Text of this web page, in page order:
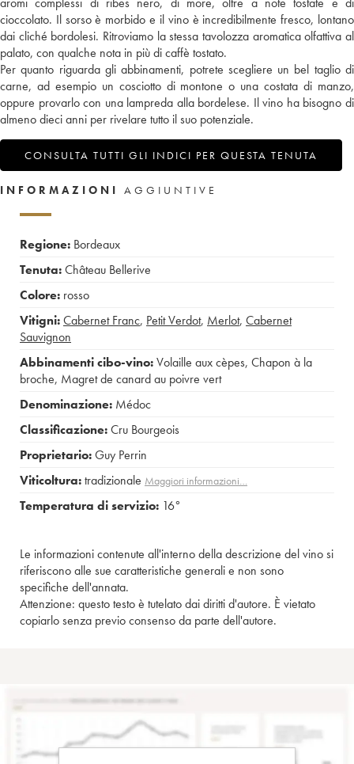
cioccolato. Il sorso è morbido e il vino è incredibilmente fresco, lontano
dai cliché bordolesi. Ritroviamo la stessa tavolozza aromatica olfattiva al
palato, con qualche nota in più di caffè tostato.
Per quanto riguarda gli abbinamenti, potrete scegliere un bel taglio di
carne, ad esempio un cosciotto di montone o una costata di manzo,
oppure provarlo con una lampreda alla bordelese. Il vino ha bisogno di
almeno dieci anni per rivelare tutto il suo potenziale.
CONSULTA TUTTI GLI INDICI PER QUESTA TENUTA
INFORMAZIONI AGGIUNTIVE
Regione: Bordeaux
Tenuta:Château Bellerive
Colore: rosso
Vitigni:Cabernet Franc, Petit Verdot, Merlot, Cabernet
Sauvignon
Abbinamenti cibo-vino:Volaille aux cèpes, Chapon à la
broche, Magret de canard au poivre vert
Denominazione: Médoc
Classificazione:Cru Bourgeois
Proprietario:Guy Perrin
Viticoltura:tradizionale Maggiori informazioni…
Temperatura di servizio: 16°
Le informazioni contenute all'interno della descrizione del vino si
riferiscono alle sue caratteristiche generali e non sono
specifiche dell'annata.
Attenzione: questo testo è tutelato dai diritti d'autore. È vietato
copiarlo senza previo consenso da parte dell'autore.